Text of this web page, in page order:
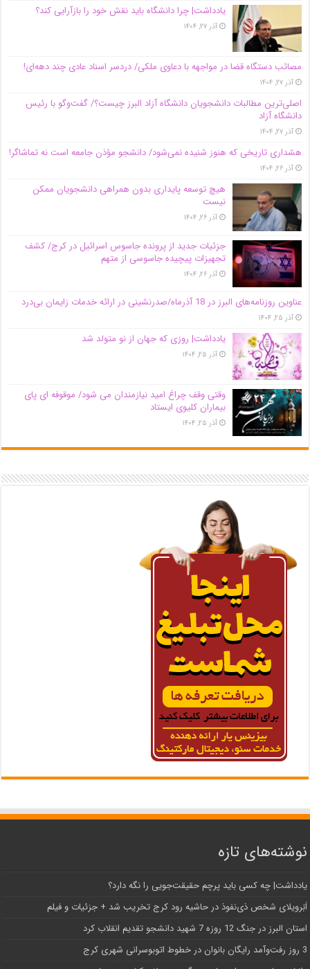
یادداشت| چرا دانشگاه باید نقش خود را بازآرایی کند؟
آذر ۲۷, ۱۴۰۴
مصائب دستگاه قضا در مواجهه با دعاوی ملکی/ دردسر اسناد عادی چند‌ دهه‌ای!
آذر ۲۷, ۱۴۰۴
اصلی‌ترین مطالبات دانشجویان دانشگاه آزاد البرز چیست؟/ گفت‌وگو با رئیس
دانشگاه آز‌اد
آذر ۲۷, ۱۴۰۴
هشداری تاریخی که هنوز شنیده نمی‌شود/ دانشجو مؤذن جامعه است نه تماشاگر!
آذر ۲۶, ۱۴۰۴
هیچ توسعه پایداری بدون همراهی دانشجویان ممکن
نیست
آذر ۲۶, ۱۴۰۴
جزئیات جدید از پرونده جاسوس اسرائیل در کرج/‌ کشف
تجهیزات پیچیده جاسوسی از متهم
آذر ۲۶, ۱۴۰۴
عناوین روزنامه‌های البرز در ‌18 آذرماه/صدرنشینی در ارائه خدمات زایمان بی‌درد
آذر ۲۵, ۱۴۰۴
یادداشت| روزی که جهان از نو متولد شد
آذر ۲۵, ۱۴۰۴
وقتی وقف چراغ امید نیازمندان می شود/ موقوفه ای پای
بیماران کلیوی ایستاد
آذر ۲۵, ۱۴۰۴
نوشته‌های تازه
یادداشت| ‌چه کسی باید پرچم حقیقت‌جویی را نگه دارد؟
اَبَر‌ویلای شخص ذی‌نفوذ در حاشیه‌ رود کرج تخریب شد + جزئیات و فیلم
استان البرز در جنگ 12 روزه 7 شهید دانشجو تقدیم انقلاب کرد
3 روز رفت‌وآمد رایگان بانوان در خطوط اتوبوسرانی شهری کرج